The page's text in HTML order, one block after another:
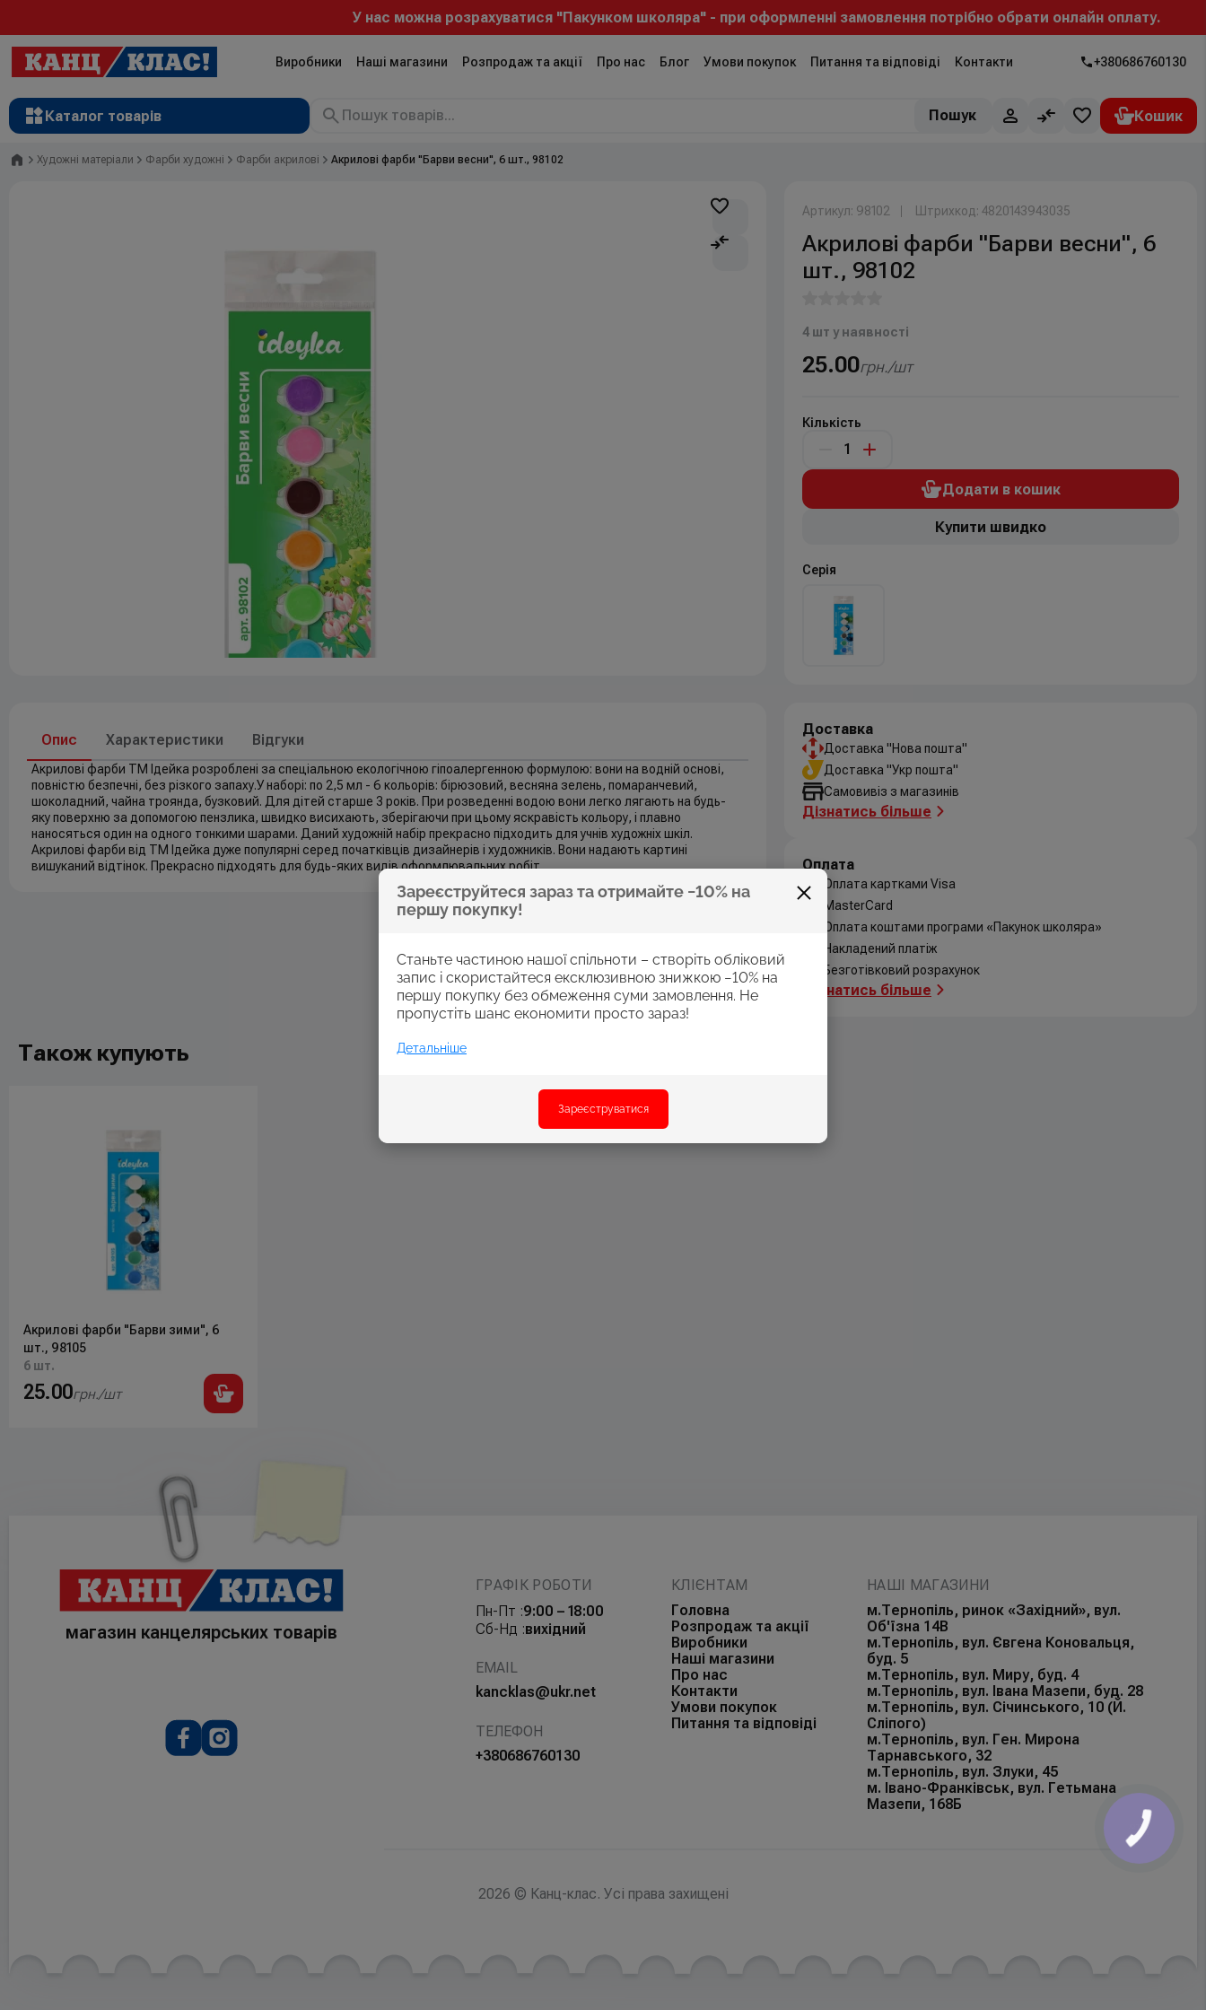
У нас можна розрахуватися "Пакунком школяра" - при оформленні замовлення потрібно обрати онлайн оплату.
Виробники Наші магазини Розпродаж та акції Про нас Блог Умови покупок Питання та відповіді Контакти +380686760130
Зареєструйтеся зараз та отримайте −10% на
першу покупку!
Станьте частиною нашої спільноти – створіть обліковий
запис і скористайтеся ексклюзивною знижкою −10% на
першу покупку без обмеження суми замовлення. Не
пропустіть шанс економити просто зараз!
Детальніше
Зареєструватися
Каталог товарів
Рюкзаки
Пошук
Головна
Художні матеріали Фарби художні Фарби акрилові Акриловi фарби "Барви весни", 6 шт., 98102
Артикул: 98102 Штрихкод: 4820143943035
Акриловi фарби "Барви весни", 6
шт., 98102
4 шт у наявності
25.00грн./шт
Кількість
Додати в кошик
Купити швидко
Серія
Опис Характеристики Відгуки
Акрилові фарби ТМ Ідейка розроблені за спеціальною екологічною гіпоалергенною формулою: вони на водній основі,
повністю безпечні, без різкого запаху.У наборі: по 2,5 мл - 6 кольорів: бірюзовий, весняна зелень, помаранчевий,
шоколадний, чайна троянда, бузковий. Для дітей старше 3 років. При розведенні водою вони легко лягають на будь-
яку поверхню за допомогою пензлика, швидко висихають, зберігаючи при цьому яскравість кольору, і плавно
наносяться один на одного тонкими шарами. Даний художній набір прекрасно підходить для учнів художніх шкіл.
Акрилові фарби від ТМ Ідейка дуже популярні серед початківців дизайнерів і художників. Вони надають картині
вишуканий відтінок. Прекрасно підходять для будь-яких видів оформлювальних робіт.
Доставка
Доставка "Нова пошта"
Доставка "Укр пошта"
Самовивіз з магазинів
Дізнатись більше
Оплата
Оплата картками Visa
MasterCard
Оплата коштами програми «Пакунок школяра»
Накладений платіж
Безготівковий розрахунок
Дізнатись більше
Також купують
Акриловi фарби "Барви зими", 6
шт., 98105
6 шт.
25.00грн./шт
магазин канцелярських товарів
ГРАФІК РОБОТИ
Пн-Пт :9:00 – 18:00
Сб-Нд :вихідний
EMAIL
kancklas@ukr.net
ТЕЛЕФОН
+380686760130
КЛІЄНТАМ
Головна
Розпродаж та акції
Виробники
Наші магазини
Про нас
Контакти
Умови покупок
Питання та відповіді
НАШІ МАГАЗИНИ
м.Тернопіль, ринок «Західний», вул.
Об'їзна 14В
м.Тернопіль, вул. Євгена Коновальця,
буд. 5
м.Тернопіль, вул. Миру, буд. 4
м.Тернопіль, вул. Івана Мазепи, буд. 28
м.Тернопіль, вул. Січинського, 10 (Й.
Сліпого)
м.Тернопіль, вул. Ген. Мирона
Тарнавського, 32
м.Тернопіль, вул. Злуки, 45
м. Івано-Франківськ, вул. Гетьмана
Мазепи, 168Б
2026 © Канц-клас. Усі права захищені